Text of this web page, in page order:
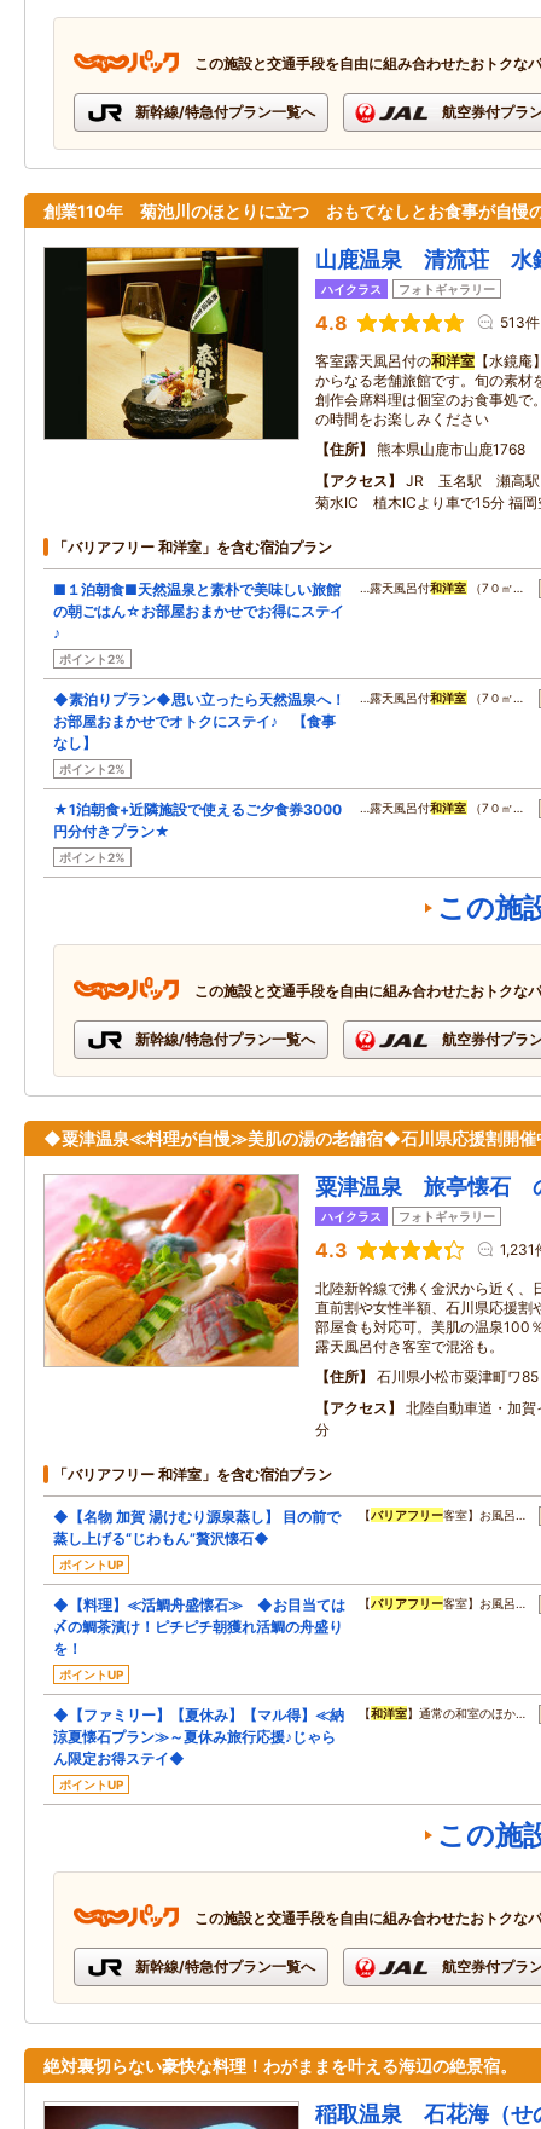
この施設と交通手段を自由に組み合わせたおトクな
新幹線/特急付プラン一覧へ 航空券付プラ
創業110年 菊池川のほとりに立つ おもてなしとお食事が自慢
山鹿温泉 清流荘 水
ハイクラス フォトギャラリー
4.8 513件
客室露天風呂付の和洋室 【水鏡
からなる老舗旅館です。旬の素材
創作会席料理は個室のお食事処で
の時間をお楽しみください
住所
熊本県山鹿市山鹿1768
アクセス
JR 玉名駅 瀬高駅
菊水IC 植木ICより車で15分 福岡
「バリアフリー 和洋室」を含む宿泊プラン
■１泊朝食■天然温泉と素朴で美味しい旅館
の朝ごはん☆お部屋おまかせでお得にステイ
♪
ポイント2%
…露天風呂付和洋室 （7０㎡…
◆素泊りプラン◆思い立ったら天然温泉へ！
お部屋おまかせでオトクにステイ♪ 【食事
なし】
ポイント2%
…露天風呂付和洋室 （7０㎡…
★1泊朝食+近隣施設で使えるご夕食券3000
円分付きプラン★
ポイント2%
…露天風呂付和洋室 （7０㎡…
この施
この施設と交通手段を自由に組み合わせたおトクな
新幹線/特急付プラン一覧へ 航空券付プラ
◆粟津温泉≪料理が自慢≫美肌の湯の老舗宿◆石川県応援割開催
粟津温泉 旅亭懐石
ハイクラス フォトギャラリー
4.3 1,231
北陸新幹線で沸く金沢から近く、
直前割や女性半額、石川県応援割
部屋食も対応可。美肌の温泉100
露天風呂付き客室で混浴も。
住所
石川県小松市粟津町ワ85
アクセス
北陸自動車道・加
分
「バリアフリー 和洋室」を含む宿泊プラン
◆【名物 加賀 湯けむり源泉蒸し】 目の前で
蒸し上げる“じわもん”贅沢懐石◆
ポイントUP
【バリアフリー客室】お風呂…
◆【料理】≪活鯛舟盛懐石≫ ◆お目当ては
〆の鯛茶漬け！ピチピチ朝獲れ活鯛の舟盛り
を！
ポイントUP
【バリアフリー客室】お風呂…
◆【ファミリー】【夏休み】【マル得】≪納
涼夏懐石プラン≫～夏休み旅行応援♪じゃら
ん限定お得ステイ◆
ポイントUP
【和洋室】通常の和室のほか…
この施
この施設と交通手段を自由に組み合わせたおトクな
新幹線/特急付プラン一覧へ 航空券付プラ
絶対裏切らない豪快な料理！わがままを叶える海辺の絶景宿。
稲取温泉 石花海（せ